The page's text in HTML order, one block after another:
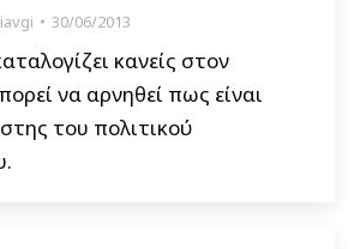
30/06/2013
κανείς στον
να αρνηθεί πως είναι
του πολιτικού